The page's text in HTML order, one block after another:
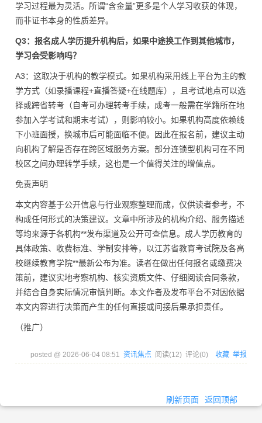
学习过程最为灵活。所谓“含金量”更多是个人学习收获的体现，
而非证书本身的性质差异。
Q3：报名成人学历提升机构后，如果中途换工作到其他城市，
学习会受影响吗？
A3：这取决于机构的教学模式。如果机构采用线上平台为主的教
学方式（如录播课程+直播答疑+在线题库），且考试地点可以选
择或跨省转考（自考可办理转考手续，成考一般需在学籍所在地
参加入学考试和期末考试），则影响较小。如果机构高度依赖线
下小班面授，换城市后可能面临不便。因此在报名前，建议主动
向机构了解是否存在跨区域服务方案。部分连锁型机构可在不同
校区之间办理转学手续，这也是一个值得关注的增值点。
免责声明
本文内容基于公开信息与行业观察整理而成，仅供读者参考，不
构成任何形式的决策建议。文章中所涉及的机构介绍、服务描述
等均来源于各机构**发布渠道及公开可查信息。成人学历教育的
具体政策、收费标准、学制安排等，以江苏省教育考试院及各高
校继续教育学院**最新公布为准。读者在做出任何报名或缴费决
策前，建议实地考察机构、核实资质文件、仔细阅读合同条款，
并结合自身实际情况审慎判断。本文作者及发布平台不对因依据
本文内容进行决策而产生的任何直接或间接后果承担责任。
（推广）
posted @ 2026-06-04 08:51 资讯焦点 阅读(12) 评论(0) 收藏 举报
刷新页面 返回顶部